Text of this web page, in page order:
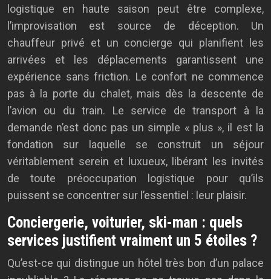
logistique en haute saison peut être complexe,
l’improvisation est source de déception. Un
chauffeur privé et un concierge qui planifient les
arrivées et les déplacements garantissent une
expérience sans friction. Le confort ne commence
pas à la porte du chalet, mais dès la descente de
l’avion ou du train. Le service de transport à la
demande n’est donc pas un simple « plus », il est la
fondation sur laquelle se construit un séjour
véritablement serein et luxueux, libérant les invités
de toute préoccupation logistique pour qu’ils
puissent se concentrer sur l’essentiel : leur plaisir.
Conciergerie, voiturier, ski-man : quels
services justifient vraiment un 5 étoiles ?
Qu’est-ce qui distingue un hôtel très bon d’un palace